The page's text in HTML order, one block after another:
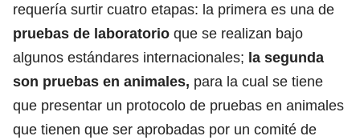
requería surtir cuatro etapas: la primera es una de
pruebas de laboratorio que se realizan bajo
algunos estándares internacionales; la segunda
son pruebas en animales, para la cual se tiene
que presentar un protocolo de pruebas en animales
que tienen que ser aprobadas por un comité de